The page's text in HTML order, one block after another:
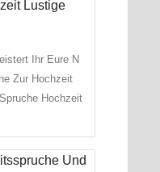
Ihr Eure N
Zur Hochzeit
Hochzeit